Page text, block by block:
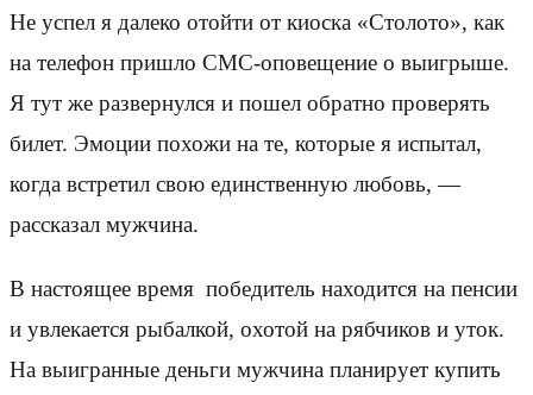
Не успел я далеко отойти от киоска «Столото», как
на телефон пришло СМС-оповещение о выигрыше.
Я тут же развернулся и пошел обратно проверять
билет. Эмоции похожи на те, которые я испытал,
когда встретил свою единственную любовь, —
рассказал мужчина.
В настоящее время победитель находится на пенсии
и увлекается рыбалкой, охотой на рябчиков и уток.
На выигранные деньги мужчина планирует купить